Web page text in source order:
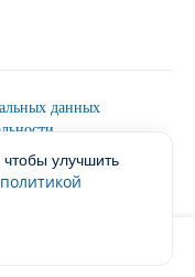
данных
данных
улучшить
политикой